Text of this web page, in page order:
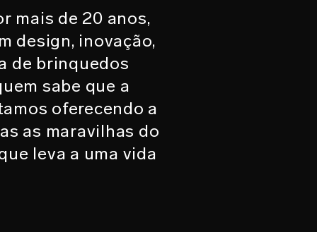
mais de 20 anos,
design, inovação,
de brinquedos
sabe que a
oferecendo a
as maravilhas do
leva a uma vida